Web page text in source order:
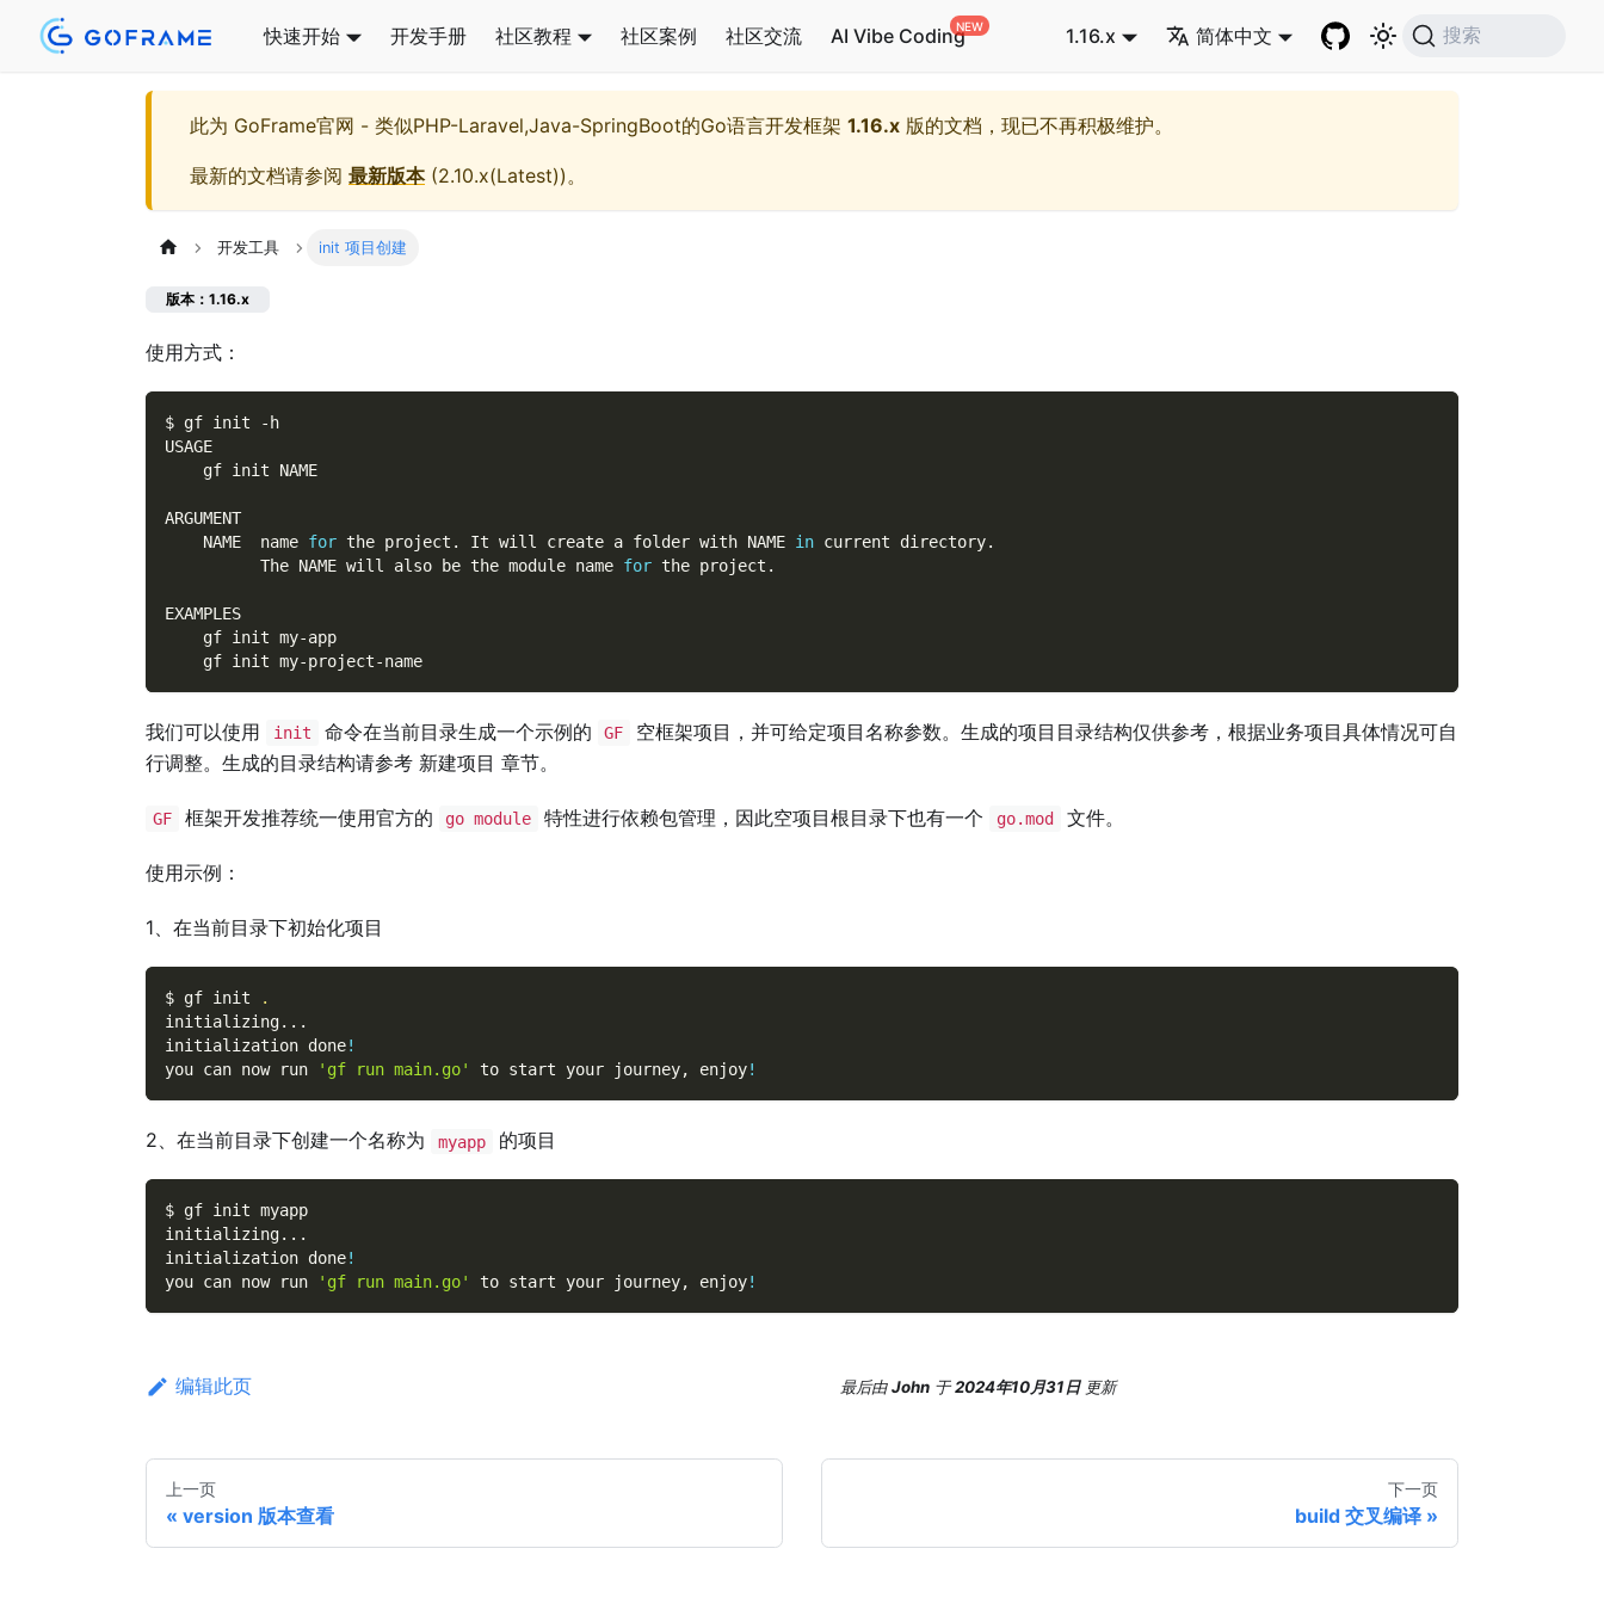
快速开始 开发手册 社区教程 社区案例 社区交流 AI Vibe Coding 1.16.x 简体中文 搜索
此为 GoFrame官网 - 类似PHP-Laravel,Java-SpringBoot的Go语言开发框架 1.16.x 版的文档，现已不再积极维护。
最新的文档请参阅 最新版本(2.10.x(Latest))。
开发工具 init 项目创建
版本：1.16.x
使用方式：
$ gf init
-h
USAGE
    gf init NAME
ARGUMENT
    NAME  name
for the project. It will create a folder with NAME in current directory.
          The NAME will also be the module name
for the project.
EXAMPLES
    gf init my-app
    gf init my-project-name
我们可以使用 init 命令在当前目录生成一个示例的 GF
空框架项目，并可给定项目名称参数。生成的项目目录结构仅供参考，根据业务项目具体情况可自
行调整。生成的目录结构请参考 新建项目 章节。
GF 框架开发推荐统一使用官方的 go module 特性进行依赖包管理，因此空项目根目录下也有一个 go.mod 文件。
使用示例：
1、在当前目录下初始化项目
$ gf init
.
initializing.. .
initialization done!
you can now run
'gf run main.go' to start your journey, enjoy!
2、在当前目录下创建一个名称为 myapp 的项目
$ gf init myapp
initializing.. .
initialization done!
you can now run
'gf run main.go' to start your journey, enjoy!
编辑此页 最后由John 于2024年10月31日 更新
上一页
version 版本查看
下一页
build 交叉编译